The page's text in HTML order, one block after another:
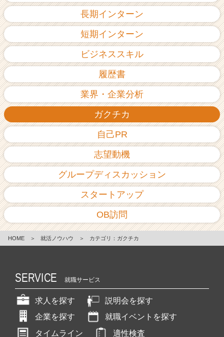
長期インターン
短期インターン
ビジネススキル
履歴書
業界・企業分析
ガクチカ
自己PR
志望動機
グループディスカッション
スタートアップ
OB訪問
HOME ＞ 就活ノウハウ ＞ カテゴリ：ガクチカ
SERVICE 就職サービス
求人を探す
説明会を探す
企業を探す
就職イベントを探す
タイムライン
適性検査